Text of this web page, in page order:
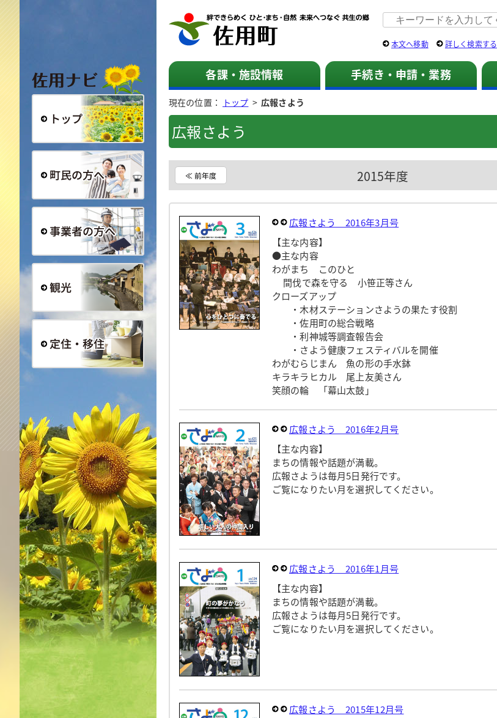
総合トップ
町民の方へ
事業者の方へ
定住・移住
佐用町 公式ホームページ
本文へ移動 詳しく検索する
各課・施設情報 手続き・申請・業務
現在の位置： トップ >広報さよう
広報さよう
≪ 前年度 2015年度
広報さよう 2016年3月号
【主な内容】
●主な内容
わがまち このひと
間伐で森を守る 小笹正等さん
クローズアップ
・木材ステーションさようの果たす役割
・佐用町の総合戦略
・利神城等調査報告会
・さよう健康フェスティバルを開催
わがむらじまん 魚の形の手水鉢
キラキラヒカル 尾上友美さん
笑顔の輪 「幕山太鼓」
広報さよう 2016年2月号
【主な内容】
まちの情報や話題が満載。
広報さようは毎月5日発行です。
ご覧になりたい月を選択してください。
広報さよう 2016年1月号
【主な内容】
まちの情報や話題が満載。
広報さようは毎月5日発行です。
ご覧になりたい月を選択してください。
広報さよう 2015年12月号